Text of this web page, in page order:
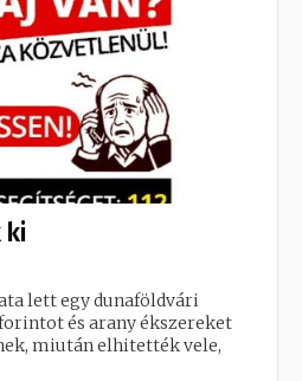
ki
lett egy dunaföldvári
és arany ékszereket
miután elhitették vele,